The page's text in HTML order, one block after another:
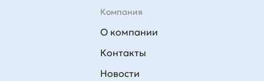
Компания
О компании
Контакты
Новости